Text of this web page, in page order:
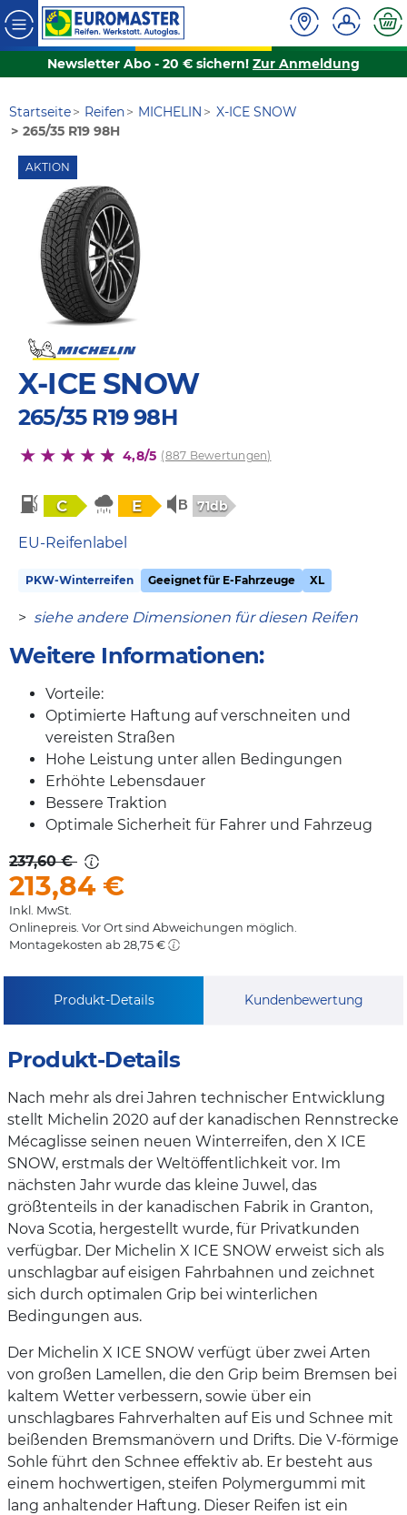
Newsletter Abo - 20 € sichern! Zur Anmeldung
Startseite Reifen MICHELIN
X-ICE SNOW
265/35 R19 98H
AKTION
X-ICE SNOW
265/35 R19 98H
4,8/5 (887 Bewertungen)
C E 71db
EU-Reifenlabel
PKW-Winterreifen Geeignet für E-Fahrzeuge XL
> siehe andere Dimensionen für diesen Reifen
Weitere Informationen:
Vorteile:
Optimierte Haftung auf verschneiten und
vereisten Straßen
Hohe Leistung unter allen Bedingungen
Erhöhte Lebensdauer
Bessere Traktion
Optimale Sicherheit für Fahrer und Fahrzeug
237,60 €
213,84€
Inkl. MwSt.
Onlinepreis. Vor Ort sind Abweichungen möglich.
Montagekosten ab 28,75 €
Produkt-Details Kundenbewertung
Produkt-Details
Nach mehr als drei Jahren technischer Entwicklung
stellt Michelin 2020 auf der kanadischen Rennstrecke
Mécaglisse seinen neuen Winterreifen, den X ICE
SNOW, erstmals der Weltöffentlichkeit vor. Im
nächsten Jahr wurde das kleine Juwel, das
größtenteils in der kanadischen Fabrik in Granton,
Nova Scotia, hergestellt wurde, für Privatkunden
verfügbar. Der Michelin X ICE SNOW erweist sich als
unschlagbar auf eisigen Fahrbahnen und zeichnet
sich durch optimalen Grip bei winterlichen
Bedingungen aus.
Der Michelin X ICE SNOW verfügt über zwei Arten
von großen Lamellen, die den Grip beim Bremsen bei
kaltem Wetter verbessern, sowie über ein
unschlagbares Fahrverhalten auf Eis und Schnee mit
beißenden Bremsmanövern und Drifts. Die V-förmige
Sohle führt den Schnee effektiv ab. Er besteht aus
einem hochwertigen, steifen Polymergummi mit
lang anhaltender Haftung. Dieser Reifen ist ein